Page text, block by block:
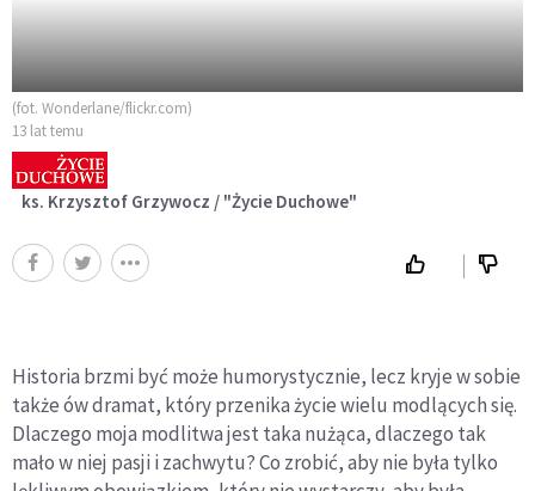
(fot. Wonderlane/flickr.com)
13 lat temu
ks. Krzysztof Grzywocz / "Życie Duchowe"
Historia brzmi być może humorystycznie, lecz kryje w sobie
także ów dramat, który przenika życie wielu modlących się.
Dlaczego moja modlitwa jest taka nużąca, dlaczego tak
mało w niej pasji i zachwytu? Co zrobić, aby nie była tylko